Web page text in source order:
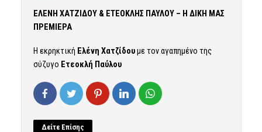
ΕΛΕΝΗ ΧΑΤΖΙΔΟΥ & ΕΤΕΟΚΛΗΣ ΠΑΥΛΟΥ – Η ΔΙΚΗ ΜΑΣ
ΠΡΕΜΙΕΡΑ
Η εκρηκτική Ελένη Χατζίδουμε τον αγαπημένο της
σύζυγο Ετεοκλή Παύλου
Δείτε Επίσης